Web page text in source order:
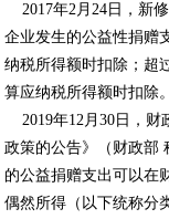
2017年2月24日，新
企业发生的公益性捐赠
纳税所得额时扣除；超
算应纳税所得额时扣除。
2019年12月30日，财
政策的公告》（财政部
的公益捐赠支出可以在
偶然所得（以下统称分